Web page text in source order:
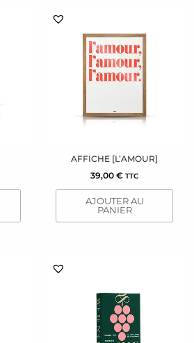
AFFICHE [L’AMOUR]
39,00 € TTC
AJOUTER AU
PANIER